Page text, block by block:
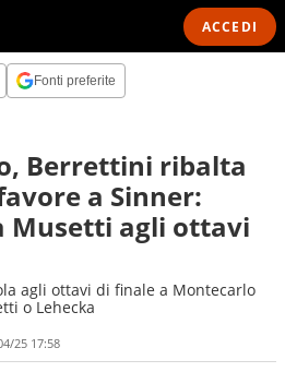
ACCEDI
Fonti preferite
Berrettini ribalta
a Sinner:
Musetti agli ottavi
agli ottavi di finale a Montecarlo
o Lehecka
25 17:58